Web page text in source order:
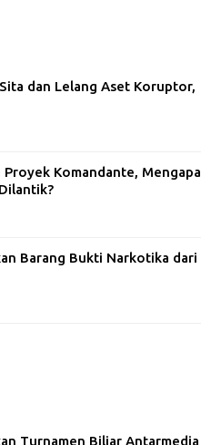
dan Lelang Aset Koruptor,
Proyek Komandante, Mengapa
Barang Bukti Narkotika dari
Turnamen Biliar Antarmedia